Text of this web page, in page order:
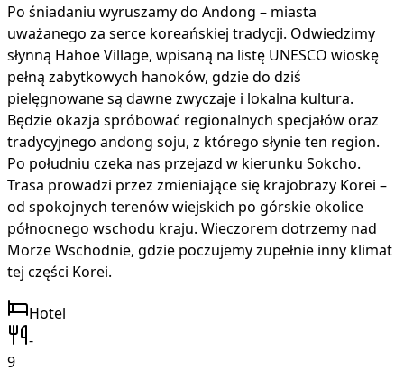
Po śniadaniu wyruszamy do Andong – miasta
uważanego za serce koreańskiej tradycji. Odwiedzimy
słynną Hahoe Village, wpisaną na listę UNESCO wioskę
pełną zabytkowych hanoków, gdzie do dziś
pielęgnowane są dawne zwyczaje i lokalna kultura.
Będzie okazja spróbować regionalnych specjałów oraz
tradycyjnego andong soju, z którego słynie ten region.
Po południu czeka nas przejazd w kierunku Sokcho.
Trasa prowadzi przez zmieniające się krajobrazy Korei –
od spokojnych terenów wiejskich po górskie okolice
północnego wschodu kraju. Wieczorem dotrzemy nad
Morze Wschodnie, gdzie poczujemy zupełnie inny klimat
tej części Korei.
Hotel
-
9